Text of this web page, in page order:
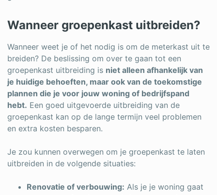
Wanneer groepenkast uitbreiden?
Wanneer weet je of het nodig is om de meterkast uit te
breiden? De beslissing om over te gaan tot een
groepenkast uitbreiding is niet alleen afhankelijk van
je huidige behoeften, maar ook van de toekomstige
plannen die je voor jouw woning of bedrijfspand
hebt. Een goed uitgevoerde uitbreiding van de
groepenkast kan op de lange termijn veel problemen
en extra kosten besparen.
Je zou kunnen overwegen om je groepenkast te laten
uitbreiden in de volgende situaties:
Renovatie of verbouwing: Als je je woning gaat